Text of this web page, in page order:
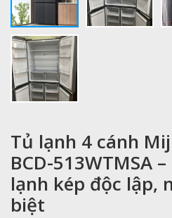
Tủ lạnh 4 cánh
BCD-513WTMSA
lạnh kép độc lập,
biệt